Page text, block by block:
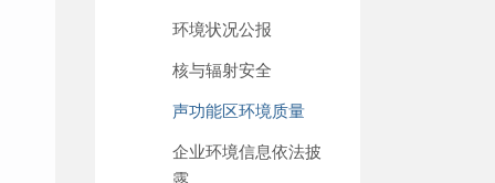
环境状况公报
核与辐射安全
声功能区环境质量
企业环境信息依法披
露